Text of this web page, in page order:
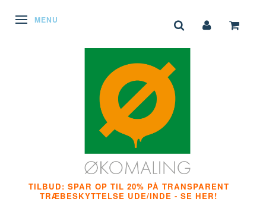
SKIFTE NAVIGATION
MENU
TILBUD: SPAR OP TIL 20% PÅ TRANSPARENT
TRÆBESKYTTELSE UDE/INDE - SE HER!